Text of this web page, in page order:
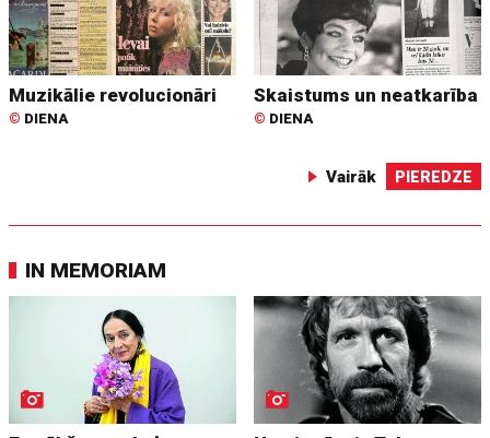
Muzikālie revolucionāri
© DIENA
Skaistums un neatkarība
© DIENA
Vairāk PIEREDZE
IN MEMORIAM